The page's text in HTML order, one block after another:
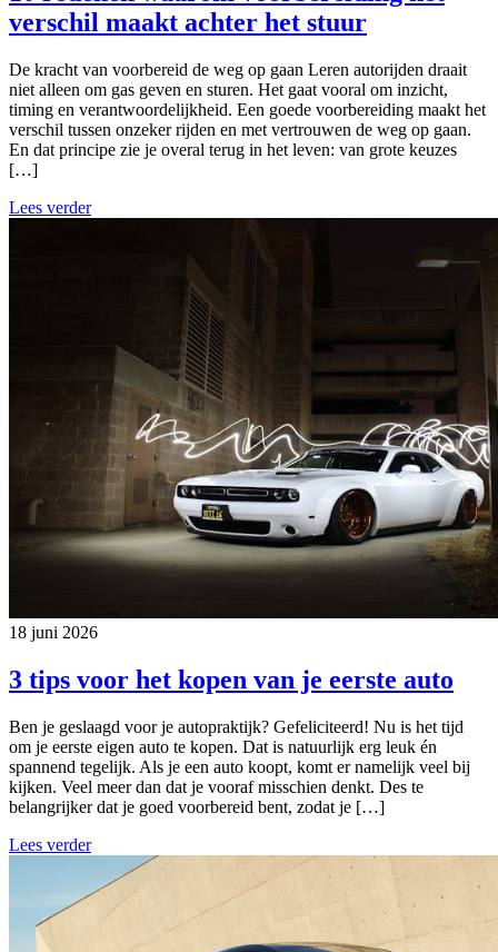
verschil maakt achter het stuur
De kracht van voorbereid de weg op gaan Leren autorijden draait
niet alleen om gas geven en sturen. Het gaat vooral om inzicht,
timing en verantwoordelijkheid. Een goede voorbereiding maakt het
verschil tussen onzeker rijden en met vertrouwen de weg op gaan.
En dat principe zie je overal terug in het leven: van grote keuzes
[…]
Lees verder
18 juni 2026
3 tips voor het kopen van je eerste auto
Ben je geslaagd voor je autopraktijk? Gefeliciteerd! Nu is het tijd
om je eerste eigen auto te kopen. Dat is natuurlijk erg leuk én
spannend tegelijk. Als je een auto koopt, komt er namelijk veel bij
kijken. Veel meer dan dat je vooraf misschien denkt. Des te
belangrijker dat je goed voorbereid bent, zodat je […]
Lees verder